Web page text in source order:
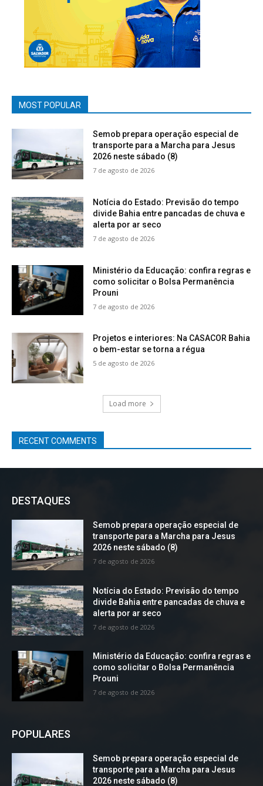
MOST POPULAR
Semob prepara operação especial de
transporte para a Marcha para Jesus
2026 neste sábado (8)
7 de agosto de 2026
Notícia do Estado: Previsão do tempo
divide Bahia entre pancadas de chuva e
alerta por ar seco
7 de agosto de 2026
Ministério da Educação: confira regras e
como solicitar o Bolsa Permanência
Prouni
7 de agosto de 2026
Projetos e interiores: Na CASACOR Bahia
o bem-estar se torna a régua
5 de agosto de 2026
Load more
RECENT COMMENTS
DESTAQUES
Semob prepara operação especial de
transporte para a Marcha para Jesus
2026 neste sábado (8)
7 de agosto de 2026
Notícia do Estado: Previsão do tempo
divide Bahia entre pancadas de chuva e
alerta por ar seco
7 de agosto de 2026
Ministério da Educação: confira regras e
como solicitar o Bolsa Permanência
Prouni
7 de agosto de 2026
POPULARES
Semob prepara operação especial de
transporte para a Marcha para Jesus
2026 neste sábado (8)